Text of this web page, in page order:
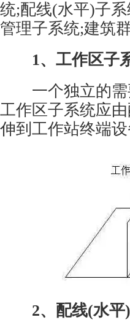
统;配线(水平)子
管理子系统;建筑
1、工作区子
一个独立的需
工作区子系统应
伸到工作站终端
2、配线(水平